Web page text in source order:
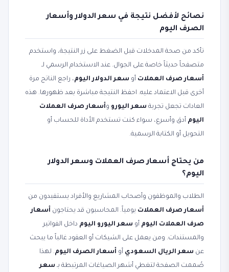
نصائح لأفضل نتيجة في سعر الدولار وأسعار
الصرف اليوم
تأكد من صحة المدخلات قبل الضغط على زر النتيجة، واستخدم
متصفحاً حديثاً خاصة على الجوال. عند الاستخدام الرسمي لـ
أسعار صرف العملات أو سعر الدولار اليوم، راجع الناتج مرة
أخرى قبل الاعتماد عليه. احفظ النتيجة مباشرة بعد ظهورها. هذه
العادات تجعل تجربة سعر اليورو وأسعار صرف العملات
اليوم أدق وأسرع، سواء كنت تستخدم الأداة للحساب أو
التحويل أو الكتابة الرسمية.
من يحتاج أسعار صرف العملات وسعر الدولار
اليوم؟
الطلاب والموظفون وأصحاب المشاريع والأفراد يستفيدون من
أسعار صرف العملات يومياً. المحاسبون قد يحتاجون أسعار
صرف العملات اليوم أو سعر اليورو اليوم داخل الفواتير
والمستندات. ومن يعمل على الشيكات أو العقود غالباً ما يبحث
عن سعر الريال السعودي أو أسعار الصرف اليوم. لهذا
صُممت الصفحة لتغطي أشهر الصياغات المرتبطة بـ سعر